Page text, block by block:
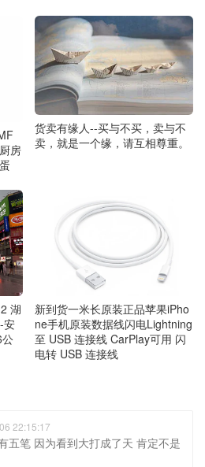
房
货卖有缘人--买与不买，卖与不
卖，就是一个缘，请互相尊重。
湖
安
新到货一米长原装正品苹果iPho
ne手机原装数据线闪电Lightning
至 USB 连接线 CarPlay可用 闪
电转 USB 连接线
22:15:17
五笔 因为看到大打成了天 肯定不是